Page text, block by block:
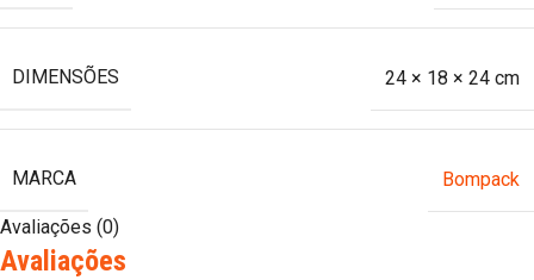
DIMENSÕES 24 × 18 × 24 cm
MARCA Bompack
Avaliações (0)
Avaliações